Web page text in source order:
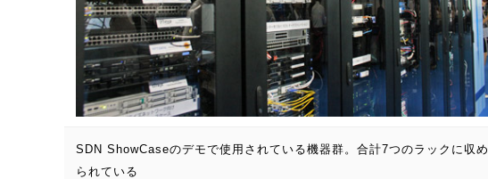
SDN ShowCaseのデモで使用されている機器群。合計7つのラックに収め
られている